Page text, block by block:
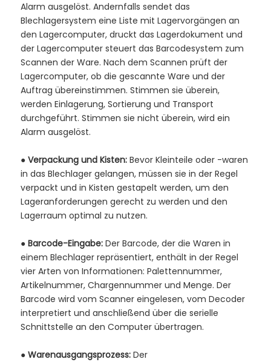
Alarm ausgelöst. Andernfalls sendet das
Blechlagersystem eine Liste mit Lagervorgängen an
den Lagercomputer, druckt das Lagerdokument und
der Lagercomputer steuert das Barcodesystem zum
Scannen der Ware. Nach dem Scannen prüft der
Lagercomputer, ob die gescannte Ware und der
Auftrag übereinstimmen. Stimmen sie überein,
werden Einlagerung, Sortierung und Transport
durchgeführt. Stimmen sie nicht überein, wird ein
Alarm ausgelöst.
●Verpackung und Kisten:Bevor Kleinteile oder -waren
in das Blechlager gelangen, müssen sie in der Regel
verpackt und in Kisten gestapelt werden, um den
Lageranforderungen gerecht zu werden und den
Lagerraum optimal zu nutzen.
●Barcode-Eingabe:Der Barcode, der die Waren in
einem Blechlager repräsentiert, enthält in der Regel
vier Arten von Informationen: Palettennummer,
Artikelnummer, Chargennummer und Menge. Der
Barcode wird vom Scanner eingelesen, vom Decoder
interpretiert und anschließend über die serielle
Schnittstelle an den Computer übertragen.
●Warenausgangsprozess:Der